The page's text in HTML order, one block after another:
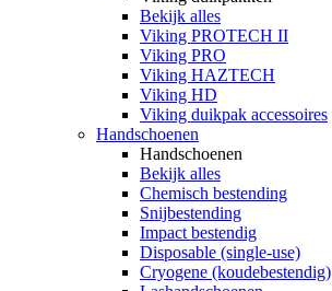
Bekijk alles
Viking PROTECH II
Viking PRO
Viking HAZTECH
Viking HD
Viking duikpak accessoires
Handschoenen
Handschoenen
Bekijk alles
Chemisch bestending
Snijbestending
Impact bestendig
Disposable (single-use)
Cryogene (koudebestendig)